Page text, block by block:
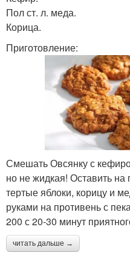
Пол ст. л. меда.
Корица.
Приготовление:
Смешать Овсянку с
но не жидкая! Оставить на
тертые яблоки, корицу и
руками на противень с
200 с 20-30 минут
читать дальше →